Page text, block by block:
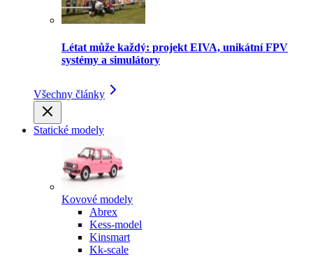
Létat může každý: projekt EIVA, unikátní FPV
systémy a simulátory
Všechny články
Statické modely
Kovové modely
Abrex
Kess-model
Kinsmart
Kk-scale